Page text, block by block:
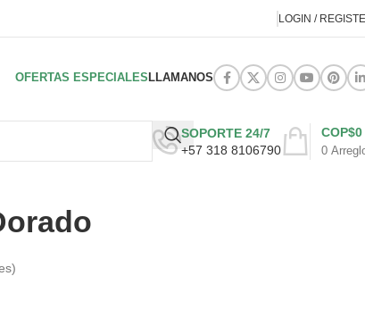
LOGIN /
OFERTAS ESPECIALES LLAMANOS
SOPORTE 24/7
+57 318 8106790
0
COP$0